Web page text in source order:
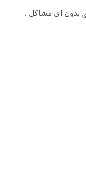
, بدون اي مشاكل .